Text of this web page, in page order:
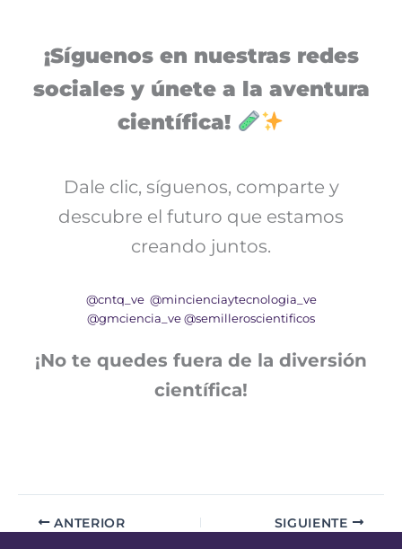
¡Síguenos en nuestras redes
sociales y únete a la aventura
científica!
Dale clic, síguenos, comparte y
descubre el futuro que estamos
creando juntos.
@cntq_ve @mincienciaytecnologia_ve
@gmciencia_ve @semilleroscientificos
¡No te quedes fuera de la diversión
científica!
ANTERIOR SIGUIENTE